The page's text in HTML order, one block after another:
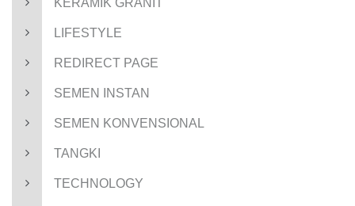
KERAMIK GRANIT
LIFESTYLE
REDIRECT PAGE
SEMEN INSTAN
SEMEN KONVENSIONAL
TANGKI
TECHNOLOGY